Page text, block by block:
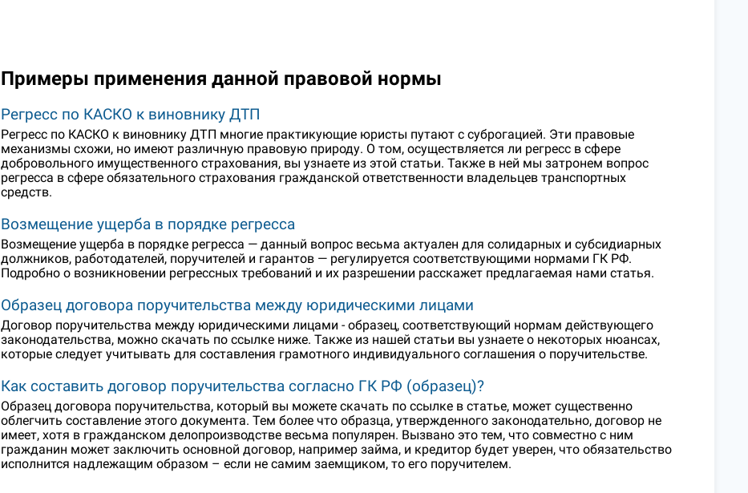
Примеры применения данной правовой нормы
Регресс по КАСКО к виновнику ДТП
Регресс по КАСКО к виновнику ДТП многие практикующие юристы путают с суброгацией. Эти правовые
механизмы схожи, но имеют различную правовую природу. О том, осуществляется ли регресс в сфере
добровольного имущественного страхования, вы узнаете из этой статьи. Также в ней мы затронем вопрос
регресса в сфере обязательного страхования гражданской ответственности владельцев транспортных
средств.
Возмещение ущерба в порядке регресса
Возмещение ущерба в порядке регресса — данный вопрос весьма актуален для солидарных и субсидиарных
должников, работодателей, поручителей и гарантов — регулируется соответствующими нормами ГК РФ.
Подробно о возникновении регрессных требований и их разрешении расскажет предлагаемая нами статья.
Образец договора поручительства между юридическими лицами
Договор поручительства между юридическими лицами - образец, соответствующий нормам действующего
законодательства, можно скачать по ссылке ниже. Также из нашей статьи вы узнаете о некоторых нюансах,
которые следует учитывать для составления грамотного индивидуального соглашения о поручительстве.
Как составить договор поручительства согласно ГК РФ (образец)?
Образец договора поручительства, который вы можете скачать по ссылке в статье, может существенно
облегчить составление этого документа. Тем более что образца, утвержденного законодательно, договор не
имеет, хотя в гражданском делопроизводстве весьма популярен. Вызвано это тем, что совместно с ним
гражданин может заключить основной договор, например займа, и кредитор будет уверен, что обязательство
исполнится надлежащим образом – если не самим заемщиком, то его поручителем.